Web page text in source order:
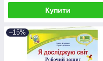
Купити
–15%